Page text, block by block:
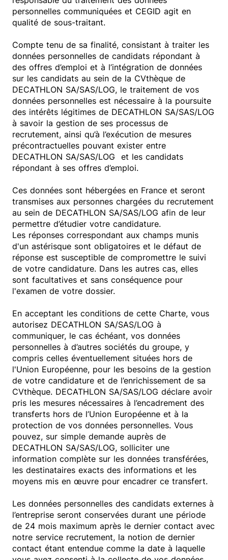
personnelles communiquées et CEGID agit en
qualité de sous-traitant.
Compte tenu de sa finalité, consistant à traiter les
données personnelles de candidats répondant à
des offres d’emploi et à l’intégration de données
sur les candidats au sein de la CVthèque de
DECATHLON SA/SAS/LOG, le traitement de vos
données personnelles est nécessaire à la poursuite
des intérêts légitimes de DECATHLON SA/SAS/LOG
à savoir la gestion de ses processus de
recrutement, ainsi qu’à l’exécution de mesures
précontractuelles pouvant exister entre
DECATHLON SA/SAS/LOG et les candidats
répondant à ses offres d’emploi.
Ces données sont hébergées en France et seront
transmises aux personnes chargées du recrutement
au sein de DECATHLON SA/SAS/LOG afin de leur
permettre d’étudier votre candidature.
Les réponses correspondant aux champs munis
d'un astérisque sont obligatoires et le défaut de
réponse est susceptible de compromettre le suivi
de votre candidature. Dans les autres cas, elles
sont facultatives et sans conséquence pour
l'examen de votre dossier.
En acceptant les conditions de cette Charte, vous
autorisez DECATHLON SA/SAS/LOG à
communiquer, le cas échéant, vos données
personnelles à d’autres sociétés du groupe, y
compris celles éventuellement situées hors de
l'Union Européenne, pour les besoins de la gestion
de votre candidature et de l’enrichissement de sa
CVthèque. DECATHLON SA/SAS/LOG déclare avoir
pris les mesures nécessaires à l’encadrement des
transferts hors de l’Union Européenne et à la
protection de vos données personnelles. Vous
pouvez, sur simple demande auprès de
DECATHLON SA/SAS/LOG, solliciter une
information complète sur les données transférées,
les destinataires exacts des informations et les
moyens mis en œuvre pour encadrer ce transfert.
Les données personnelles des candidats externes à
l’entreprise seront conservées durant une période
de 24 mois maximum après le dernier contact avec
notre service recrutement, la notion de dernier
contact étant entendue comme la date à laquelle